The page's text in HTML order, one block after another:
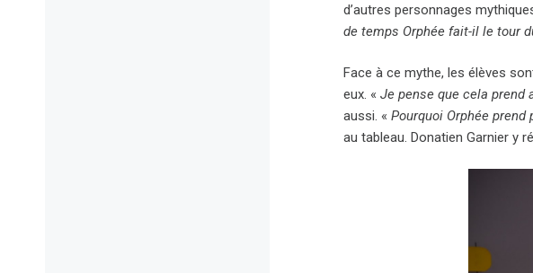
d’autres personnages
de temps Orphée fait-il le tour
Face à ce mythe, les élèves
eux. «Je pense que cela prend
aussi. «Pourquoi Orphée
au tableau. Donatien Garnier y